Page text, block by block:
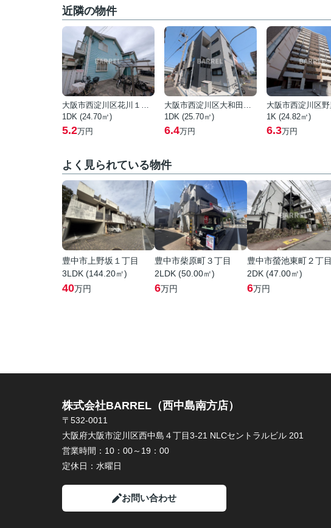
近隣の物件
大阪市西淀川区花川１丁目
1DK (24.70㎡)
5.2万円
大阪市西淀川区大和田３丁目
1DK (25.70㎡)
6.4万円
1K (24.82㎡)
6.3万円
よく見られている物件
豊中市上野坂１丁目
3LDK (144.20㎡)
40万円
豊中市柴原町３丁目
2LDK (50.00㎡)
6万円
豊中市螢池東町２丁目
2DK (47.00㎡)
6万円
株式会社BARREL（西中島南方店）
〒532-0011
大阪府大阪市淀川区西中島４丁目3-21 NLCセントラルビル 201
営業時間： 10：00～19：00
定休日： 水曜日
お問い合わせ